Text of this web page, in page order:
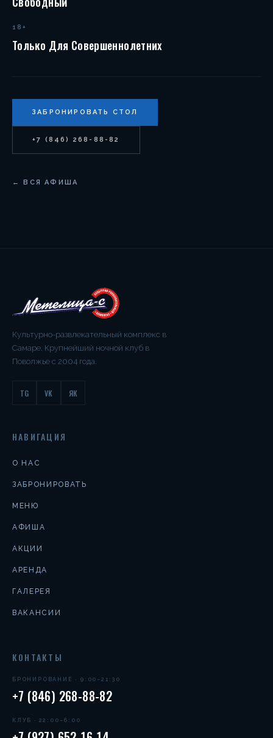
18+
Только Для Совершеннолетних
ЗАБРОНИРОВАТЬ СТОЛ
+7 (846) 268-88-82
← ВСЯ АФИША
Культурно-развлекательный комплекс в
Самаре. Крупнейший ночной клуб в
Поволжье с 2004 года.
TG VK ЯК
НАВИГАЦИЯ
О НАС
ЗАБРОНИРОВАТЬ
МЕНЮ
АФИША
АКЦИИ
АРЕНДА
ГАЛЕРЕЯ
ВАКАНСИИ
КОНТАКТЫ
БРОНИРОВАНИЕ · 9:00–21:30
+7 (846) 268-88-82
КЛУБ · 22:00–6:00